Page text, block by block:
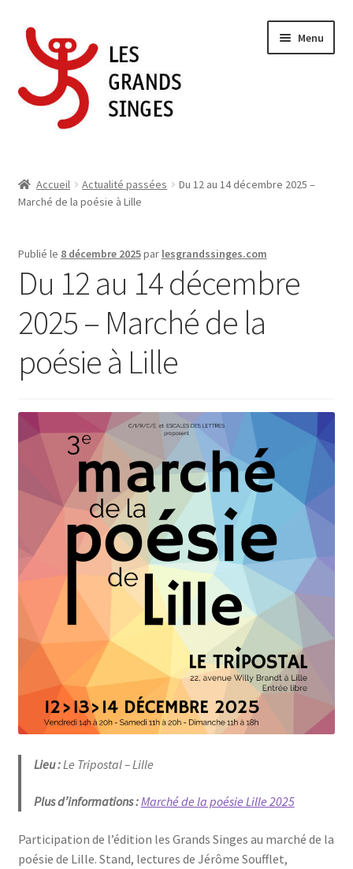
Aller
navigation
Aller
au
contenu
Menu
Actualités des Éditions Les Grands Singes
Boutique
Contact
Mon compte
Paiement
Panier
Accueil Actualité passées
Du 12 au 14 décembre 2025 –
Marché de la poésie à Lille
Publié le 8 décembre 2025par lesgrandssinges.com
Du 12 au 14 décembre
2025 – Marché de la
poésie à Lille
Lieu : Le Tripostal – Lille
Plus d’informations :Marché de la poésie Lille 2025
Participation de l’édition les Grands Singes au marché de la
poésie de Lille. Stand, lectures de Jérôme Soufflet,